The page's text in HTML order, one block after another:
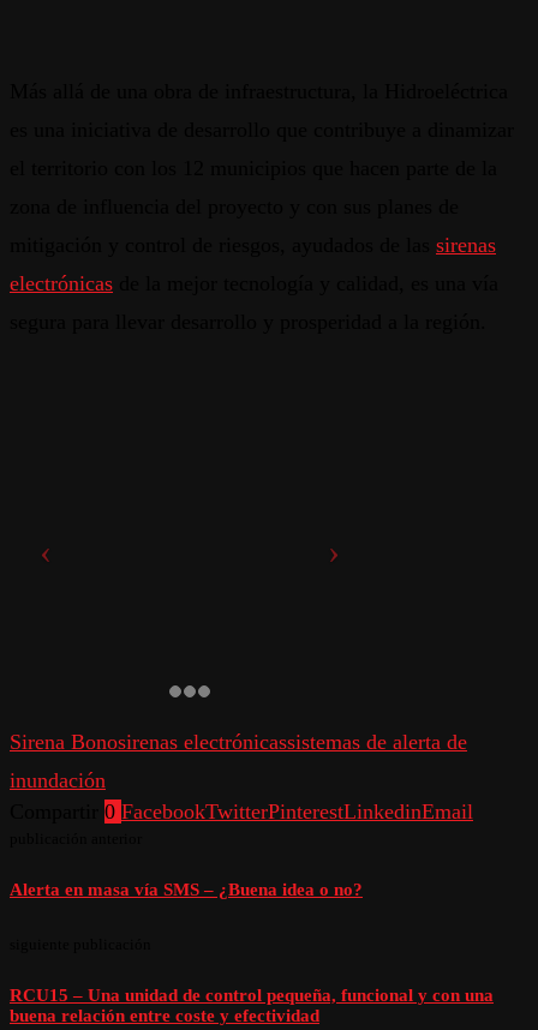
sirenas
electrónicas
Sirena Bonosirenas electrónicassistemas de alerta de
inundación
0 FacebookTwitterPinterestLinkedinEmail
Alerta en masa vía SMS – ¿Buena idea o no?
RCU15 – Una unidad de control pequeña, funcional y con una
buena relación entre coste y efectividad